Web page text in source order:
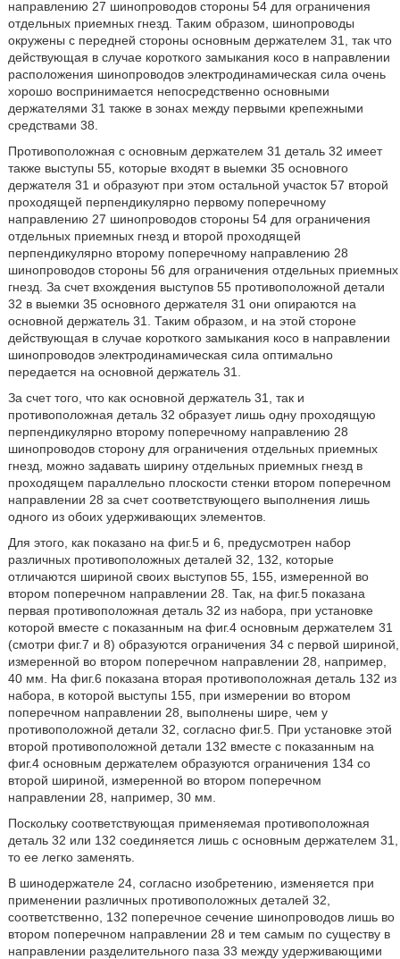
направлению 27 шинопроводов стороны 54 для ограничения
отдельных приемных гнезд. Таким образом, шинопроводы
окружены с передней стороны основным держателем 31, так что
действующая в случае короткого замыкания косо в направлении
расположения шинопроводов электродинамическая сила очень
хорошо воспринимается непосредственно основными
держателями 31 также в зонах между первыми крепежными
средствами 38.
Противоположная с основным держателем 31 деталь 32 имеет
также выступы 55, которые входят в выемки 35 основного
держателя 31 и образуют при этом остальной участок 57 второй
проходящей перпендикулярно первому поперечному
направлению 27 шинопроводов стороны 54 для ограничения
отдельных приемных гнезд и второй проходящей
перпендикулярно второму поперечному направлению 28
шинопроводов стороны 56 для ограничения отдельных приемных
гнезд. За счет вхождения выступов 55 противоположной детали
32 в выемки 35 основного держателя 31 они опираются на
основной держатель 31. Таким образом, и на этой стороне
действующая в случае короткого замыкания косо в направлении
шинопроводов электродинамическая сила оптимально
передается на основной держатель 31.
За счет того, что как основной держатель 31, так и
противоположная деталь 32 образует лишь одну проходящую
перпендикулярно второму поперечному направлению 28
шинопроводов сторону для ограничения отдельных приемных
гнезд, можно задавать ширину отдельных приемных гнезд в
проходящем параллельно плоскости стенки втором поперечном
направлении 28 за счет соответствующего выполнения лишь
одного из обоих удерживающих элементов.
Для этого, как показано на фиг.5 и 6, предусмотрен набор
различных противоположных деталей 32, 132, которые
отличаются шириной своих выступов 55, 155, измеренной во
втором поперечном направлении 28. Так, на фиг.5 показана
первая противоположная деталь 32 из набора, при установке
которой вместе с показанным на фиг.4 основным держателем 31
(смотри фиг.7 и 8) образуются ограничения 34 с первой шириной,
измеренной во втором поперечном направлении 28, например,
40 мм. На фиг.6 показана вторая противоположная деталь 132 из
набора, в которой выступы 155, при измерении во втором
поперечном направлении 28, выполнены шире, чем у
противоположной детали 32, согласно фиг.5. При установке этой
второй противоположной детали 132 вместе с показанным на
фиг.4 основным держателем образуются ограничения 134 со
второй шириной, измеренной во втором поперечном
направлении 28, например, 30 мм.
Поскольку соответствующая применяемая противоположная
деталь 32 или 132 соединяется лишь с основным держателем 31,
то ее легко заменять.
В шинодержателе 24, согласно изобретению, изменяется при
применении различных противоположных деталей 32,
соответственно, 132 поперечное сечение шинопроводов лишь во
втором поперечном направлении 28 и тем самым по существу в
направлении разделительного паза 33 между удерживающими